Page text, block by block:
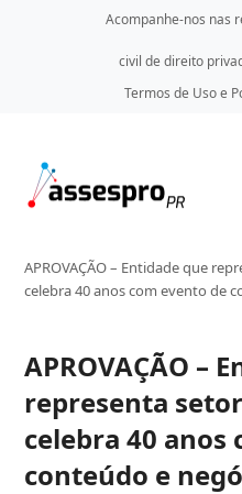
Acompanhe-nos nas
civil de direito
Termos de Uso e
APROVAÇÃO – Entidade que
celebra 40 anos com evento de
APROVAÇÃO –
representa
celebra 40 anos
conteúdo e